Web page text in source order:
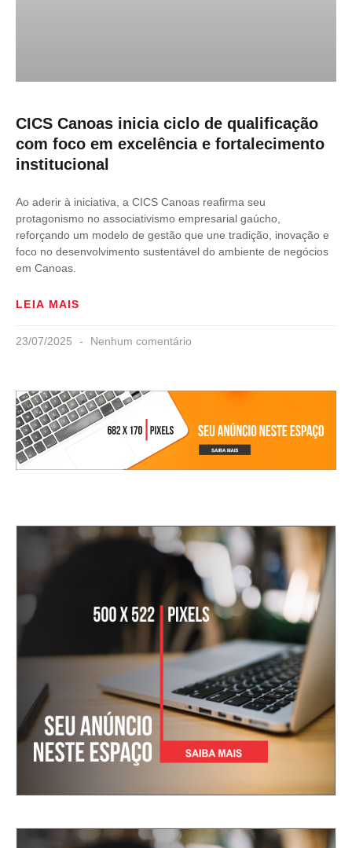
CICS Canoas inicia ciclo de qualificação
com foco em excelência e fortalecimento
institucional
Ao aderir à iniciativa, a CICS Canoas reafirma seu
protagonismo no associativismo empresarial gaúcho,
reforçando um modelo de gestão que une tradição, inovação e
foco no desenvolvimento sustentável do ambiente de negócios
em Canoas.
LEIA MAIS
23/07/2025 Nenhum comentário